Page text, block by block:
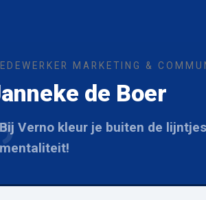
MARKETING &
de Boer
Bij Verno kleur je buiten de
mentaliteit!